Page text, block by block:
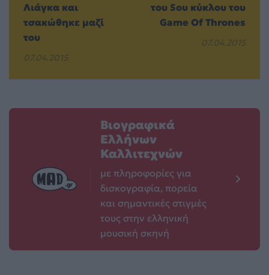
Λιάγκα και
τσακώθηκε μαζί
του
07.04.2015
του 5ου κύκλου του
Game Of Thrones
07.04.2015
Βιογραφικά
Ελλήνων
Καλλιτεχνών
με πληροφορίες για
δισκογραφία, πορεία
και σημαντικές στιγμές
τους στην ελληνική
μουσική σκηνή